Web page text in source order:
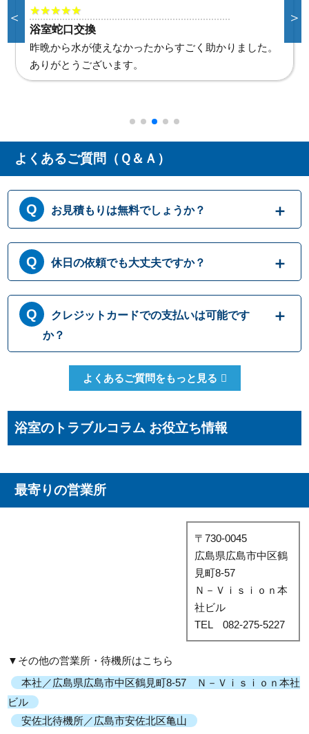
★★★★★
浴室蛇口交換
昨晩から水が使えなかったからすごく助かりました。
ありがとうございます。
＜ ＞
よくあるご質問（Ｑ＆Ａ）
お見積もりは無料でしょうか？
はい、まずは専門スタッフがお伺いし実際に
目で見て現場調査を行います。確認した内容
を元に、無料でお見積もりをご提示させてい
ただきます。もしお見積り内容がご希望に沿
わない場合も、キャンセル料等は一切発生い
たしません。お見積り内容にご納得・ご署名
いただかなければ作業を行うことはございま
せんので、安心してまずはご相談ください。
休日の依頼でも大丈夫ですか？
365日営業しております。休日、祝日、年末年
始いつでも対応可能です。それにかかる追加
料金は発生しません。ご安心ください。
クレジットカードでの支払いは可能です
か？
Master、JCBカードからお選びいただけま
コンビニ決済、QR決済など、お客さまのご都
よくあるご質問をもっと見る
浴室のトラブルコラム お役立ち情報
最寄りの営業所
〒730-0045
広島県広島市中区鶴
見町8-57
Ｎ－Ｖｉｓｉｏｎ本
社ビル
TEL 082-275-5227
▼その他の営業所・待機所はこちら
本社／広島県広島市中区鶴見町8-57 Ｎ－Ｖｉｓｉｏｎ本社
ビル
安佐北待機所／広島市安佐北区亀山